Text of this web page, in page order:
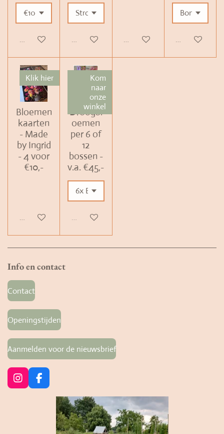
In winkelwagenBekijk details Bekijk details Bekijk details
Klik hier
Bloemen
kaarten
- Made
by Ingrid
- 4 voor
€10,-
Bekijk details
Kom
naar
onze
winkel
Droogbl
oemen
per 6 of
12
bossen -
v.a. €45,-
Uitverkocht
Info en contact
Contact
Openingstijden
Aanmelden voor de nieuwsbrief
I
n
F
a